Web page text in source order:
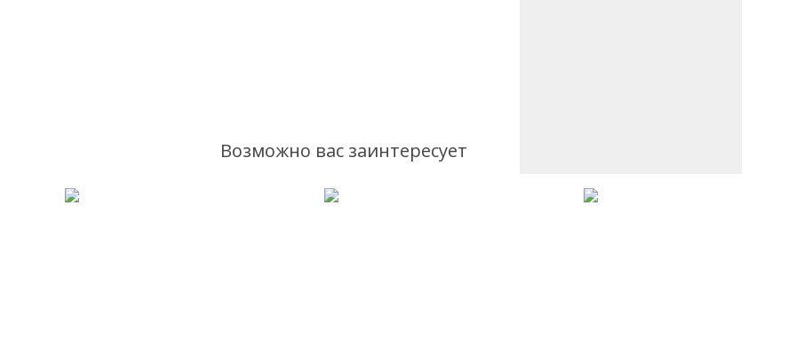
Возможно вас заинтересует